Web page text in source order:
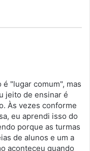
"lugar comum", mas
jeito de ensinar é
Às vezes conforme
eu aprendi isso do
porque as turmas
de alunos e um a
aconteceu quando